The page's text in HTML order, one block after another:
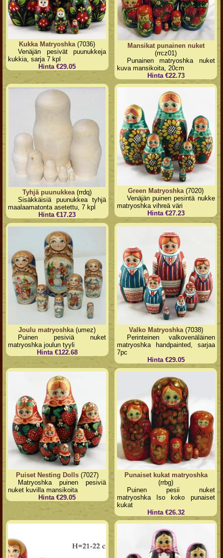
Kukka Matryoshka(7036)
Venäjän pesivät puunukkeja
kukkia, sarja 7 kpl
Hinta €29.05
Mansikat punainen nuket
(rrcz01)
Punainen matryoshka nuket
kuva mansikoita, 20cm
Hinta €22.73
Tyhjä puunukkea (rrdq)
Sisäkkäisiä puunukkea tyhjä
maalaamatonta asetettu, 7 kpl
Hinta €17.23
Green Matryoshka(7020)
Venäjän puinen pesintä nukke
matryoshka vihreä väri
Hinta €27.23
Joulu matryoshka (umez)
Puinen pesiviä nuket
matryoshka joulun tyyli
Hinta €122.68
Valko Matryoshka(7038)
Perinteinen valkovenäläinen
matryoshka handpainted, sarjaa
7pc
Hinta €29.05
Puiset Nesting Dolls(7027)
Matryoshka puinen pesiviä
nuket kuvilla mansikoita
Hinta €29.05
Punaiset kukat matryoshka
(rrbg)
Puinen pesii nuket
matryoshka Iso koko punaiset
kukat
Hinta €26.32